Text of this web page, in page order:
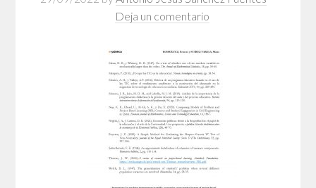
Deja un comentario